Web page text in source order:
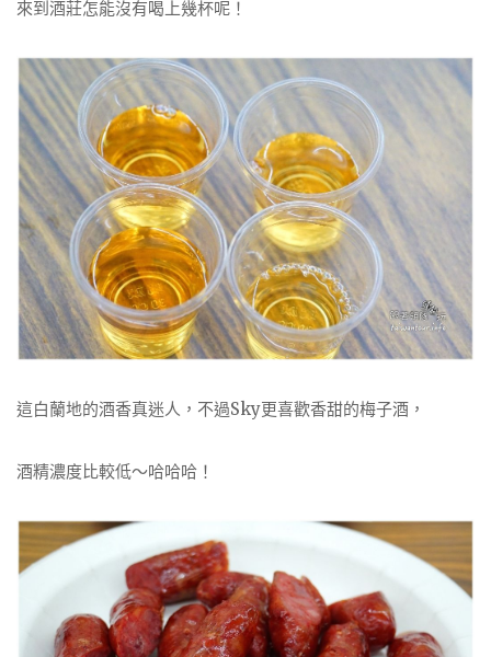
來到酒莊怎能沒有喝上幾杯呢！
這白蘭地的酒香真迷人，不過Sky更喜歡香甜的梅子酒，
酒精濃度比較低～哈哈哈！